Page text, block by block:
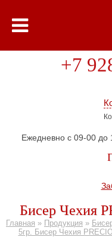
+7
Ежедневно с 09-00 до
Бисер Чехия
Главная » Продукция »
5гр. Бисер Чехия